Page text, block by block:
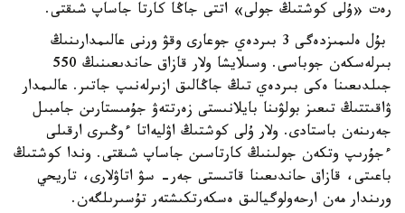
رەت «ۇلى كوشتىڭ جولى» اتتى جاڭا كارتا جاساپ شىقتى.
بۇل ەلىمىزدەگى 3 بىردەي جوعارى وقۋ ورنى عالىمدارىنىڭ
بىرلەسكەن جوباسى. وسىلايشا ولار قازاق حاندىعىنىڭ 550
جىلدىعىنا ەكى بىردەي تىڭ جاڭالىق ازىرلەنىپ جاتىر. عالىمدار
ۋاقىتتىڭ تىعىز بولۋىنا بايلانىستى زەرتتەۋ جۇمىستارىن جامبىل
جەرىنەن باستادى. ولار ۇلى كوشتىڭ اۋليەاتا ءوڭىرى ارقىلى
ءجۇرىپ وتكەن جولىنىڭ كارتاسىن جاساپ شىقتى. وندا كوشتىڭ
باعىتى، قازاق حاندىعىنا قاتىستى جەر- سۋ اتاۋلارى، تاريحي
ورىندار مەن ارحەولوگيالىق ەسكەرتكىشتەر تۇسىرىلگەن.